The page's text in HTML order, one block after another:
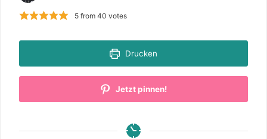
5from 40 votes
Drucken
Jetzt pinnen!